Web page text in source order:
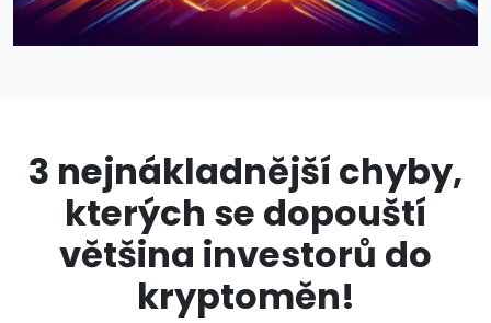
3 nejnákladnější chyby,
kterých se dopouští
většina investorů do
kryptoměn!